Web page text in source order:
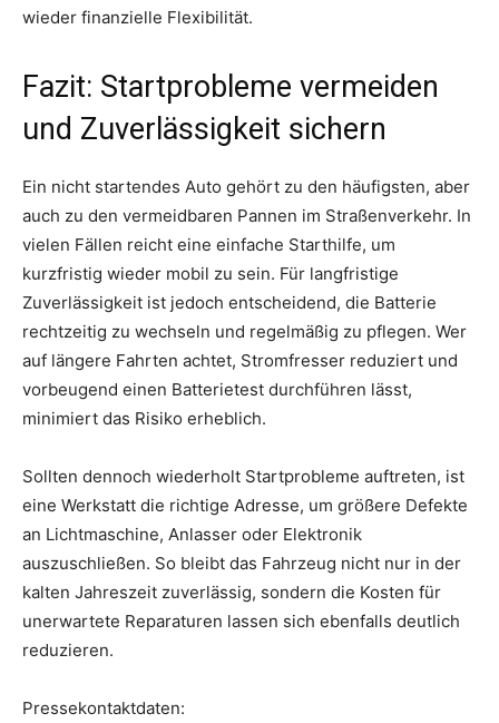
wieder finanzielle Flexibilität.
Fazit: Startprobleme vermeiden
und Zuverlässigkeit sichern
Ein nicht startendes Auto gehört zu den häufigsten, aber
auch zu den vermeidbaren Pannen im Straßenverkehr. In
vielen Fällen reicht eine einfache Starthilfe, um
kurzfristig wieder mobil zu sein. Für langfristige
Zuverlässigkeit ist jedoch entscheidend, die Batterie
rechtzeitig zu wechseln und regelmäßig zu pflegen. Wer
auf längere Fahrten achtet, Stromfresser reduziert und
vorbeugend einen Batterietest durchführen lässt,
minimiert das Risiko erheblich.
Sollten dennoch wiederholt Startprobleme auftreten, ist
eine Werkstatt die richtige Adresse, um größere Defekte
an Lichtmaschine, Anlasser oder Elektronik
auszuschließen. So bleibt das Fahrzeug nicht nur in der
kalten Jahreszeit zuverlässig, sondern die Kosten für
unerwartete Reparaturen lassen sich ebenfalls deutlich
reduzieren.
Pressekontaktdaten: